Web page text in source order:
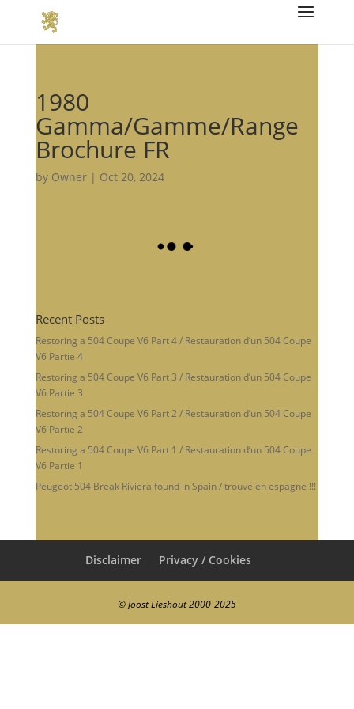
1980
Gamma/Gamme/Range
Brochure FR
by Owner| Oct 20, 2024
Recent Posts
Restoring a 504 Coupe V6 Part 4 / Restauration d’un 504 Coupe
V6 Partie 4
Restoring a 504 Coupe V6 Part 3 / Restauration d’un 504 Coupe
V6 Partie 3
Restoring a 504 Coupe V6 Part 2 / Restauration d’un 504 Coupe
V6 Partie 2
Restoring a 504 Coupe V6 Part 1 / Restauration d’un 504 Coupe
V6 Partie 1
Peugeot 504 Break Riviera found in Spain / trouvé en espagne !!!
Disclaimer Privacy / Cookies
© Joost Lieshout 2000-2025